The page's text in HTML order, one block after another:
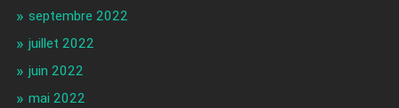
septembre 2022
juillet 2022
juin 2022
mai 2022